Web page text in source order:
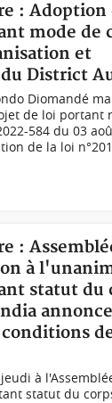
:
mode de
et
District
Diomandé
de loi portant
584 du 03
de la loi
:
à
statut du
à
statut du